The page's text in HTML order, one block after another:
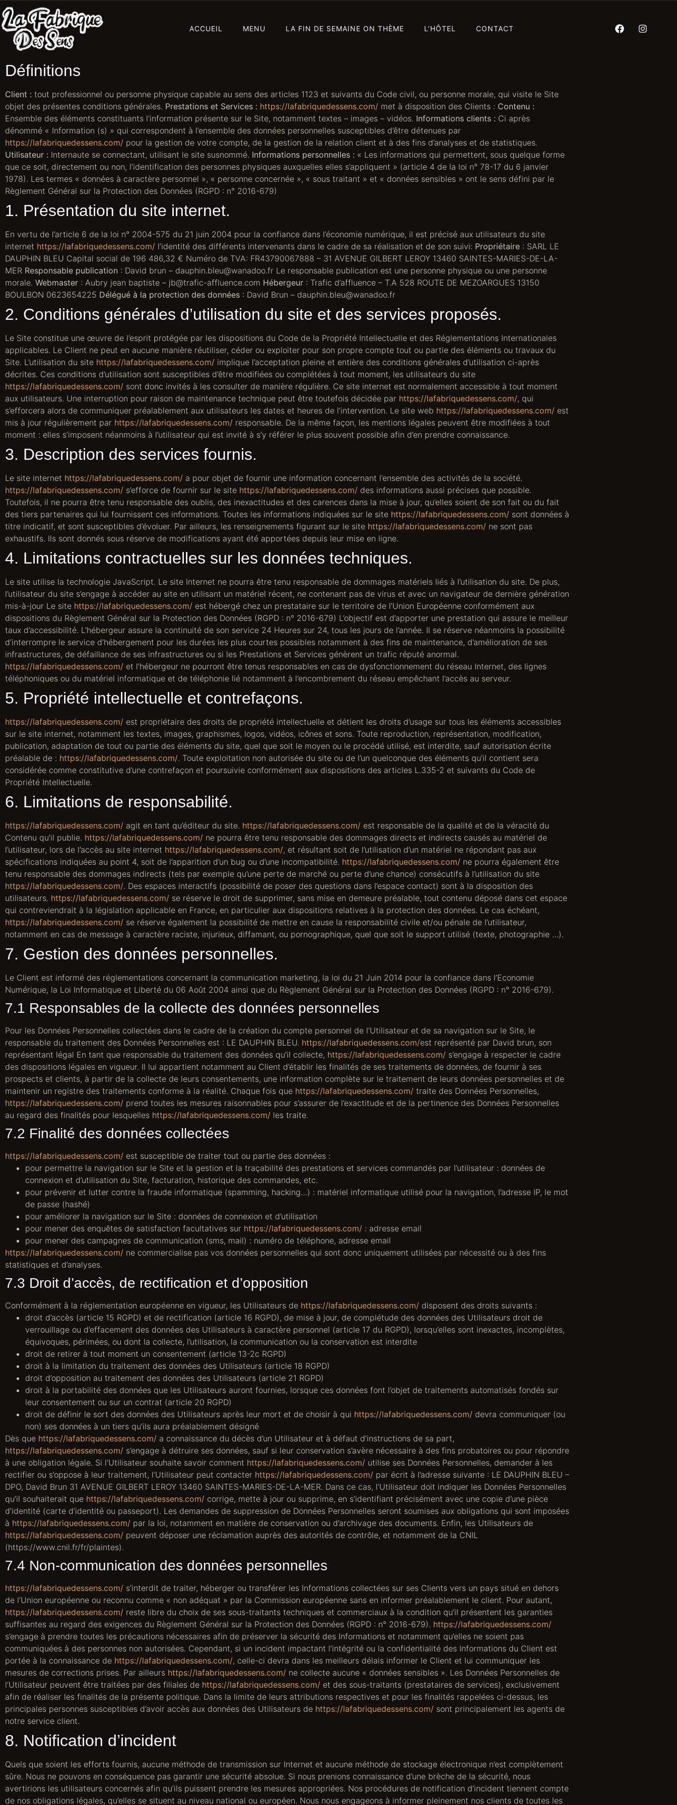
ACCUEIL MENU LA FIN DE SEMAINE ON THÈME L’HÔTEL CONTACT
Définitions
Client : tout professionnel ou personne physique capable au sens des articles 1123 et suivants du Code civil, ou personne morale, qui visite le Site
objet des présentes conditions générales. Prestations et Services : https://lafabriquedessens.com/ met à disposition des Clients : Contenu :
Ensemble des éléments constituants l’information présente sur le Site, notamment textes – images – vidéos. Informations clients : Ci après
dénommé « Information (s) » qui correspondent à l’ensemble des données personnelles susceptibles d’être détenues par
https://lafabriquedessens.com/ pour la gestion de votre compte, de la gestion de la relation client et à des fins d’analyses et de statistiques.
Utilisateur : Internaute se connectant, utilisant le site susnommé. Informations personnelles : « Les informations qui permettent, sous quelque forme
que ce soit, directement ou non, l’identification des personnes physiques auxquelles elles s’appliquent » (article 4 de la loi n° 78-17 du 6 janvier
1978). Les termes « données à caractère personnel », « personne concernée », « sous traitant » et « données sensibles » ont le sens défini par le
Règlement Général sur la Protection des Données (RGPD : n° 2016-679)
1. Présentation du site internet.
En vertu de l’article 6 de la loi n° 2004-575 du 21 juin 2004 pour la confiance dans l’économie numérique, il est précisé aux utilisateurs du site
internet https://lafabriquedessens.com/ l’identité des différents intervenants dans le cadre de sa réalisation et de son suivi: Propriétaire : SARL LE
DAUPHIN BLEU Capital social de 196 486,32 € Numéro de TVA: FR43790067888 – 31 AVENUE GILBERT LEROY 13460 SAINTES-MARIES-DE-LA-
MER Responsable publication : David brun – dauphin.bleu@wanadoo.fr Le responsable publication est une personne physique ou une personne
morale. Webmaster : Aubry jean baptiste – jb@trafic-affluence.com Hébergeur : Trafic d’affluence – T.A 528 ROUTE DE MEZOARGUES 13150
BOULBON 0623654225 Délégué à la protection des données : David Brun – dauphin.bleu@wanadoo.fr
2. Conditions générales d’utilisation du site et des services proposés.
Le Site constitue une œuvre de l’esprit protégée par les dispositions du Code de la Propriété Intellectuelle et des Réglementations Internationales
applicables. Le Client ne peut en aucune manière réutiliser, céder ou exploiter pour son propre compte tout ou partie des éléments ou travaux du
Site. L’utilisation du site https://lafabriquedessens.com/ implique l’acceptation pleine et entière des conditions générales d’utilisation ci-après
décrites. Ces conditions d’utilisation sont susceptibles d’être modifiées ou complétées à tout moment, les utilisateurs du site
https://lafabriquedessens.com/ sont donc invités à les consulter de manière régulière. Ce site internet est normalement accessible à tout moment
aux utilisateurs. Une interruption pour raison de maintenance technique peut être toutefois décidée par https://lafabriquedessens.com/, qui
s’efforcera alors de communiquer préalablement aux utilisateurs les dates et heures de l’intervention. Le site web https://lafabriquedessens.com/ est
mis à jour régulièrement par https://lafabriquedessens.com/ responsable. De la même façon, les mentions légales peuvent être modifiées à tout
moment : elles s’imposent néanmoins à l’utilisateur qui est invité à s’y référer le plus souvent possible afin d’en prendre connaissance.
3. Description des services fournis.
Le site internet https://lafabriquedessens.com/ a pour objet de fournir une information concernant l’ensemble des activités de la société.
https://lafabriquedessens.com/ s’efforce de fournir sur le site https://lafabriquedessens.com/ des informations aussi précises que possible.
Toutefois, il ne pourra être tenu responsable des oublis, des inexactitudes et des carences dans la mise à jour, qu’elles soient de son fait ou du fait
des tiers partenaires qui lui fournissent ces informations. Toutes les informations indiquées sur le site https://lafabriquedessens.com/ sont données à
titre indicatif, et sont susceptibles d’évoluer. Par ailleurs, les renseignements figurant sur le site https://lafabriquedessens.com/ ne sont pas
exhaustifs. Ils sont donnés sous réserve de modifications ayant été apportées depuis leur mise en ligne.
4. Limitations contractuelles sur les données techniques.
Le site utilise la technologie JavaScript. Le site Internet ne pourra être tenu responsable de dommages matériels liés à l’utilisation du site. De plus,
l’utilisateur du site s’engage à accéder au site en utilisant un matériel récent, ne contenant pas de virus et avec un navigateur de dernière génération
mis-à-jour Le site https://lafabriquedessens.com/ est hébergé chez un prestataire sur le territoire de l’Union Européenne conformément aux
dispositions du Règlement Général sur la Protection des Données (RGPD : n° 2016-679) L’objectif est d’apporter une prestation qui assure le meilleur
taux d’accessibilité. L’hébergeur assure la continuité de son service 24 Heures sur 24, tous les jours de l’année. Il se réserve néanmoins la possibilité
d’interrompre le service d’hébergement pour les durées les plus courtes possibles notamment à des fins de maintenance, d’amélioration de ses
infrastructures, de défaillance de ses infrastructures ou si les Prestations et Services génèrent un trafic réputé anormal.
https://lafabriquedessens.com/ et l’hébergeur ne pourront être tenus responsables en cas de dysfonctionnement du réseau Internet, des lignes
téléphoniques ou du matériel informatique et de téléphonie lié notamment à l’encombrement du réseau empêchant l’accès au serveur.
5. Propriété intellectuelle et contrefaçons.
https://lafabriquedessens.com/ est propriétaire des droits de propriété intellectuelle et détient les droits d’usage sur tous les éléments accessibles
sur le site internet, notamment les textes, images, graphismes, logos, vidéos, icônes et sons. Toute reproduction, représentation, modification,
publication, adaptation de tout ou partie des éléments du site, quel que soit le moyen ou le procédé utilisé, est interdite, sauf autorisation écrite
préalable de : https://lafabriquedessens.com/. Toute exploitation non autorisée du site ou de l’un quelconque des éléments qu’il contient sera
considérée comme constitutive d’une contrefaçon et poursuivie conformément aux dispositions des articles L.335-2 et suivants du Code de
Propriété Intellectuelle.
6. Limitations de responsabilité.
https://lafabriquedessens.com/ agit en tant qu’éditeur du site. https://lafabriquedessens.com/ est responsable de la qualité et de la véracité du
Contenu qu’il publie. https://lafabriquedessens.com/ ne pourra être tenu responsable des dommages directs et indirects causés au matériel de
l’utilisateur, lors de l’accès au site internet https://lafabriquedessens.com/, et résultant soit de l’utilisation d’un matériel ne répondant pas aux
spécifications indiquées au point 4, soit de l’apparition d’un bug ou d’une incompatibilité. https://lafabriquedessens.com/ ne pourra également être
tenu responsable des dommages indirects (tels par exemple qu’une perte de marché ou perte d’une chance) consécutifs à l’utilisation du site
https://lafabriquedessens.com/. Des espaces interactifs (possibilité de poser des questions dans l’espace contact) sont à la disposition des
utilisateurs. https://lafabriquedessens.com/ se réserve le droit de supprimer, sans mise en demeure préalable, tout contenu déposé dans cet espace
qui contreviendrait à la législation applicable en France, en particulier aux dispositions relatives à la protection des données. Le cas échéant,
https://lafabriquedessens.com/ se réserve également la possibilité de mettre en cause la responsabilité civile et/ou pénale de l’utilisateur,
notamment en cas de message à caractère raciste, injurieux, diffamant, ou pornographique, quel que soit le support utilisé (texte, photographie …).
7. Gestion des données personnelles.
Le Client est informé des réglementations concernant la communication marketing, la loi du 21 Juin 2014 pour la confiance dans l’Economie
Numérique, la Loi Informatique et Liberté du 06 Août 2004 ainsi que du Règlement Général sur la Protection des Données (RGPD : n° 2016-679).
7.1 Responsables de la collecte des données personnelles
Pour les Données Personnelles collectées dans le cadre de la création du compte personnel de l’Utilisateur et de sa navigation sur le Site, le
responsable du traitement des Données Personnelles est : LE DAUPHIN BLEU. https://lafabriquedessens.com/est représenté par David brun, son
représentant légal En tant que responsable du traitement des données qu’il collecte, https://lafabriquedessens.com/ s’engage à respecter le cadre
des dispositions légales en vigueur. Il lui appartient notamment au Client d’établir les finalités de ses traitements de données, de fournir à ses
prospects et clients, à partir de la collecte de leurs consentements, une information complète sur le traitement de leurs données personnelles et de
maintenir un registre des traitements conforme à la réalité. Chaque fois que https://lafabriquedessens.com/ traite des Données Personnelles,
https://lafabriquedessens.com/ prend toutes les mesures raisonnables pour s’assurer de l’exactitude et de la pertinence des Données Personnelles
au regard des finalités pour lesquelles https://lafabriquedessens.com/ les traite.
7.2 Finalité des données collectées
https://lafabriquedessens.com/ est susceptible de traiter tout ou partie des données :
pour permettre la navigation sur le Site et la gestion et la traçabilité des prestations et services commandés par l’utilisateur : données de
connexion et d’utilisation du Site, facturation, historique des commandes, etc.
pour prévenir et lutter contre la fraude informatique (spamming, hacking…) : matériel informatique utilisé pour la navigation, l’adresse IP, le mot
de passe (hashé)
pour améliorer la navigation sur le Site : données de connexion et d’utilisation
pour mener des enquêtes de satisfaction facultatives sur https://lafabriquedessens.com/ : adresse email
pour mener des campagnes de communication (sms, mail) : numéro de téléphone, adresse email
https://lafabriquedessens.com/ ne commercialise pas vos données personnelles qui sont donc uniquement utilisées par nécessité ou à des fins
statistiques et d’analyses.
7.3 Droit d’accès, de rectification et d’opposition
Conformément à la réglementation européenne en vigueur, les Utilisateurs de https://lafabriquedessens.com/ disposent des droits suivants :
droit d’accès (article 15 RGPD) et de rectification (article 16 RGPD), de mise à jour, de complétude des données des Utilisateurs droit de
verrouillage ou d’effacement des données des Utilisateurs à caractère personnel (article 17 du RGPD), lorsqu’elles sont inexactes, incomplètes,
équivoques, périmées, ou dont la collecte, l’utilisation, la communication ou la conservation est interdite
droit de retirer à tout moment un consentement (article 13-2c RGPD)
droit à la limitation du traitement des données des Utilisateurs (article 18 RGPD)
droit d’opposition au traitement des données des Utilisateurs (article 21 RGPD)
droit à la portabilité des données que les Utilisateurs auront fournies, lorsque ces données font l’objet de traitements automatisés fondés sur
leur consentement ou sur un contrat (article 20 RGPD)
droit de définir le sort des données des Utilisateurs après leur mort et de choisir à qui https://lafabriquedessens.com/ devra communiquer (ou
non) ses données à un tiers qu’ils aura préalablement désigné
Dès que https://lafabriquedessens.com/ a connaissance du décès d’un Utilisateur et à défaut d’instructions de sa part,
https://lafabriquedessens.com/ s’engage à détruire ses données, sauf si leur conservation s’avère nécessaire à des fins probatoires ou pour répondre
à une obligation légale. Si l’Utilisateur souhaite savoir comment https://lafabriquedessens.com/ utilise ses Données Personnelles, demander à les
rectifier ou s’oppose à leur traitement, l’Utilisateur peut contacter https://lafabriquedessens.com/ par écrit à l’adresse suivante : LE DAUPHIN BLEU –
DPO, David Brun 31 AVENUE GILBERT LEROY 13460 SAINTES-MARIES-DE-LA-MER. Dans ce cas, l’Utilisateur doit indiquer les Données Personnelles
qu’il souhaiterait que https://lafabriquedessens.com/ corrige, mette à jour ou supprime, en s’identifiant précisément avec une copie d’une pièce
d’identité (carte d’identité ou passeport). Les demandes de suppression de Données Personnelles seront soumises aux obligations qui sont imposées
à https://lafabriquedessens.com/ par la loi, notamment en matière de conservation ou d’archivage des documents. Enfin, les Utilisateurs de
https://lafabriquedessens.com/ peuvent déposer une réclamation auprès des autorités de contrôle, et notamment de la CNIL
(https://www.cnil.fr/fr/plaintes).
7.4 Non-communication des données personnelles
https://lafabriquedessens.com/ s’interdit de traiter, héberger ou transférer les Informations collectées sur ses Clients vers un pays situé en dehors
de l’Union européenne ou reconnu comme « non adéquat » par la Commission européenne sans en informer préalablement le client. Pour autant,
https://lafabriquedessens.com/ reste libre du choix de ses sous-traitants techniques et commerciaux à la condition qu’il présentent les garanties
suffisantes au regard des exigences du Règlement Général sur la Protection des Données (RGPD : n° 2016-679). https://lafabriquedessens.com/
s’engage à prendre toutes les précautions nécessaires afin de préserver la sécurité des Informations et notamment qu’elles ne soient pas
communiquées à des personnes non autorisées. Cependant, si un incident impactant l’intégrité ou la confidentialité des Informations du Client est
portée à la connaissance de https://lafabriquedessens.com/, celle-ci devra dans les meilleurs délais informer le Client et lui communiquer les
mesures de corrections prises. Par ailleurs https://lafabriquedessens.com/ ne collecte aucune « données sensibles ». Les Données Personnelles de
l’Utilisateur peuvent être traitées par des filiales de https://lafabriquedessens.com/ et des sous-traitants (prestataires de services), exclusivement
afin de réaliser les finalités de la présente politique. Dans la limite de leurs attributions respectives et pour les finalités rappelées ci-dessus, les
principales personnes susceptibles d’avoir accès aux données des Utilisateurs de https://lafabriquedessens.com/ sont principalement les agents de
notre service client.
8. Notification d’incident
Quels que soient les efforts fournis, aucune méthode de transmission sur Internet et aucune méthode de stockage électronique n’est complètement
sûre. Nous ne pouvons en conséquence pas garantir une sécurité absolue. Si nous prenions connaissance d’une brèche de la sécurité, nous
avertirions les utilisateurs concernés afin qu’ils puissent prendre les mesures appropriées. Nos procédures de notification d’incident tiennent compte
de nos obligations légales, qu’elles se situent au niveau national ou européen. Nous nous engageons à informer pleinement nos clients de toutes les